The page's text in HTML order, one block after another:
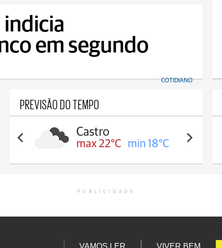
indicia
em segundo
COTIDIANO
PREVISÃO DO TEMPO
Carambeí
max 21°C min 18°C
PUBLICIDADE
VAMOS LER VIVER BEM